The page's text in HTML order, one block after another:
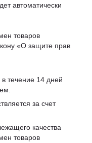
автоматически
товаров
«О защите прав
течение 14 дней
за счет
качества
товаров